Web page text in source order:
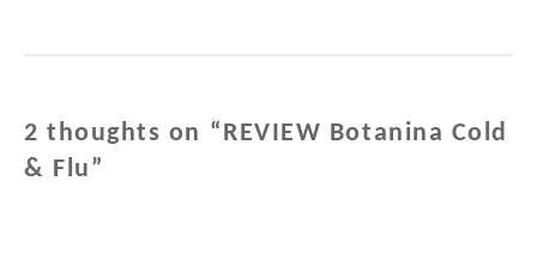
2 thoughts on “REVIEW Botanina Cold
& Flu”